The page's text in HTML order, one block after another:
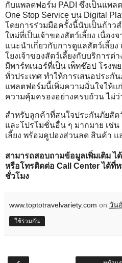
กับแพลตฟอร์ม PADI ซึ่งเป็นแพ
One Stop Service บน Digital
โดยการร่วมมือครั้งนี้นับเป็นก้าว
ใหม่ที่เป็นเจ้าของสัตว์เลี้ยง เนื่อง
แนะนำเกี่ยวกับการดูแลสัตว์เลี้ย
โยงเจ้าของสัตว์เลี้ยงกับบริการต่
มีพาร์ทเนอร์ที่เป็น เพ็ทช๊อป โรง
ทั่วประเทศ ทำให้การเสนอประกั
แพลตฟอร์มนี้เพิ่มความมั่นใจให้แ
ความคุ้มครองอย่างครบถ้วน ไม่
สำหรับลูกค้าที่สนใจประกันภัยสัต
และโปรโมชั่นอื่น ๆ มากมาย เช่
เลี้ยง พร้อมคูปองส่วนลด สินค้า แ
สามารถสอบถามข้อมูลเพิ่มเติม ไ
หรือโทรติดต่อ Call Center ได้ที่
ชั่วโมง
www.toptotravelvariety.com on วัน
ใช้ร่วมกัน